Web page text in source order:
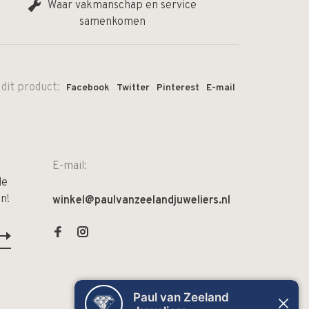
Waar vakmanschap en service
samenkomen
dit product: Facebook Twitter Pinterest E-mail
E-mail:
winkel@paulvanzeelandjuweliers.nl